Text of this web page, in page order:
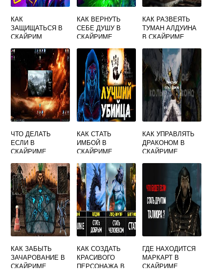
КАК
ЗАЩИЩАТЬСЯ В
СКАЙРИМ
КАК ВЕРНУТЬ
СЕБЕ ДУШУ В
СКАЙРИМЕ
КАК РАЗВЕЯТЬ
ТУМАН АЛДУИНА
В СКАЙРИМЕ
ЧТО ДЕЛАТЬ
ЕСЛИ В
СКАЙРИМЕ
ДВИГАЮТСЯ
КАК СТАТЬ
ИМБОЙ В
СКАЙРИМЕ
КАК УПРАВЛЯТЬ
ДРАКОНОМ В
СКАЙРИМЕ
КАК ЗАБЫТЬ
ЗАЧАРОВАНИЕ В
СКАЙРИМЕ
КАК СОЗДАТЬ
КРАСИВОГО
ПЕРСОНАЖА В
ГДЕ НАХОДИТСЯ
МАРКАРТ В
СКАЙРИМЕ